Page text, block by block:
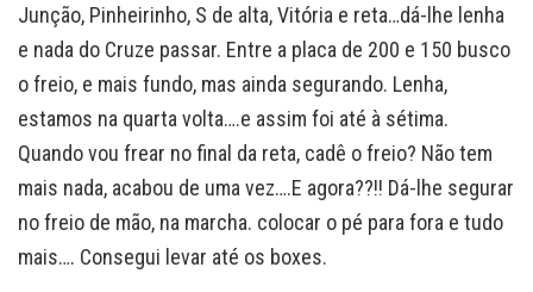
Junção, Pinheirinho, S de alta, Vitória e reta…dá-lhe lenha
e nada do Cruze passar. Entre a placa de 200 e 150 busco
o freio, e mais fundo, mas ainda segurando. Lenha,
estamos na quarta volta….e assim foi até à sétima.
Quando vou frear no final da reta, cadê o freio? Não tem
mais nada, acabou de uma vez….E agora??!! Dá-lhe segurar
no freio de mão, na marcha. colocar o pé para fora e tudo
mais…. Consegui levar até os boxes.